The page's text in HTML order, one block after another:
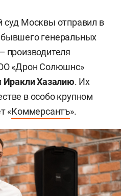
суд Москвы отправил в
генеральных
производителя
«Дрон Солюшнс»
Иракли Хазалию. Их
в особо крупном
«Коммерсантъ».